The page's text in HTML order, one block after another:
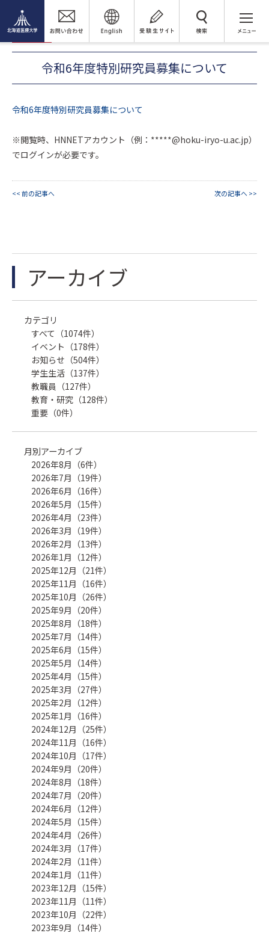
検 索
令和6年度特別研究員募集について
教職員 2023年11月1日(水)
令和6年度特別研究員募集について
令和6年度特別研究員募集について
※閲覧時、HNNETアカウント（例：*****@hoku-iryo-u.ac.jp）
でログインが必要です。
<< 前の記事へ 次の記事へ >>
アーカイブ
カテゴリ
すべて（1074件）
イベント（178件）
お知らせ（504件）
学生生活（137件）
教職員（127件）
教育・研究（128件）
重要（0件）
月別アーカイブ
2026年8月（6件）
2026年7月（19件）
2026年6月（16件）
2026年5月（15件）
2026年4月（23件）
2026年3月（19件）
2026年2月（13件）
2026年1月（12件）
2025年12月（21件）
2025年11月（16件）
2025年10月（26件）
2025年9月（20件）
2025年8月（18件）
2025年7月（14件）
2025年6月（15件）
2025年5月（14件）
2025年4月（15件）
2025年3月（27件）
2025年2月（12件）
2025年1月（16件）
2024年12月（25件）
2024年11月（16件）
2024年10月（17件）
2024年9月（20件）
2024年8月（18件）
2024年7月（20件）
2024年6月（12件）
2024年5月（15件）
2024年4月（26件）
2024年3月（17件）
2024年2月（11件）
2024年1月（11件）
2023年12月（15件）
2023年11月（11件）
2023年10月（22件）
2023年9月（14件）